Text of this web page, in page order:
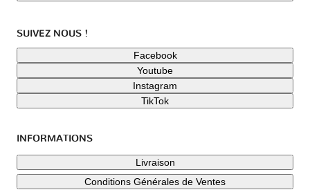
SUIVEZ NOUS !
Facebook
Youtube
Instagram
TikTok
INFORMATIONS
Livraison
Conditions Générales de Ventes